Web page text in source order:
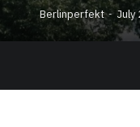
Berlinperfekt July